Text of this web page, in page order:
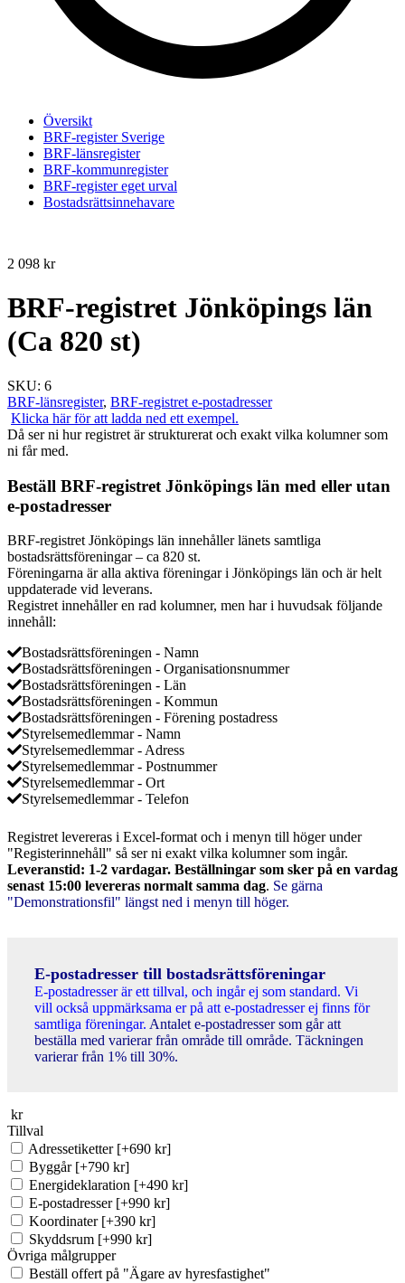
Översikt
BRF-register Sverige
BRF-länsregister
BRF-kommunregister
BRF-register eget urval
Bostadsrättsinnehavare
2 098 kr
BRF-registret Jönköpings län
(Ca 820 st)
SKU: 6
BRF-länsregister, BRF-registret e-postadresser
Klicka här för att ladda ned ett exempel.
Då ser ni hur registret är strukturerat och exakt vilka kolumner som
ni får med.
Beställ BRF-registret Jönköpings län med eller utan
e-postadresser
BRF-registret Jönköpings län innehåller länets samtliga
bostadsrättsföreningar – ca 820 st.
Föreningarna är alla aktiva föreningar i Jönköpings län och är helt
uppdaterade vid leverans.
Registret innehåller en rad kolumner, men har i huvudsak följande
innehåll:
Bostadsrättsföreningen - Namn
Bostadsrättsföreningen - Organisationsnummer
Bostadsrättsföreningen - Län
Bostadsrättsföreningen - Kommun
Bostadsrättsföreningen - Förening postadress
Styrelsemedlemmar - Namn
Styrelsemedlemmar - Adress
Styrelsemedlemmar - Postnummer
Styrelsemedlemmar - Ort
Styrelsemedlemmar - Telefon
Registret levereras i Excel-format och i menyn till höger under
"Registerinnehåll" så ser ni exakt vilka kolumner som ingår.
Leveranstid: 1-2 vardagar. Beställningar som sker på en vardag
senast 15:00 levereras normalt samma dag. Se gärna
"Demonstrationsfil" längst ned i menyn till höger.
E-postadresser till bostadsrättsföreningar
E-postadresser är ett tillval, och ingår ej som standard. Vi
vill också uppmärksama er på att e-postadresser ej finns för
samtliga föreningar. Antalet e-postadresser som går att
beställa med varierar från område till område. Täckningen
varierar från 1% till 30%.
kr
Tillval
Adressetiketter [+690 kr]
Byggår [+790 kr]
Energideklaration [+490 kr]
E-postadresser [+990 kr]
Koordinater [+390 kr]
Skyddsrum [+990 kr]
Övriga målgrupper
Beställ offert på "Ägare av hyresfastighet"